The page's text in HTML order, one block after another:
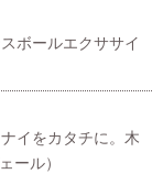
ボールエクササイ
イをカタチに。木
ール）